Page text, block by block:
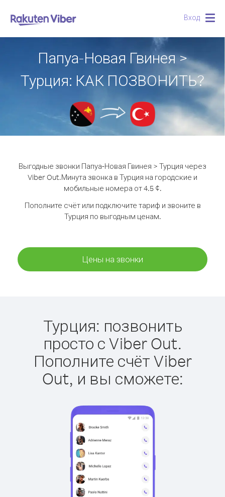
Вход
Папуа-Новая Гвинея >
Турция: КАК ПОЗВОНИТЬ?
Выгодные звонки Папуа-Новая Гвинея > Турция через
Viber Out.Минута звонка в Турция на городские и
мобильные номера от 4.5 ¢.
Пополните счёт или подключите тариф и звоните в
Турция по выгодным ценам.
Цены на звонки
Турция: позвонить
просто с Viber Out.
Пополните счёт Viber
Out, и вы сможете: